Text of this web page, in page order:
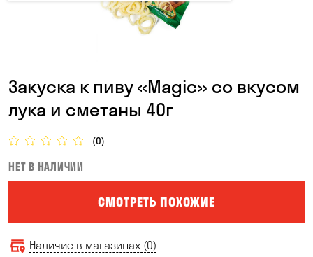
Закуска к пиву «Magic» со вкусом
лука и сметаны 40г
(0)
НЕТ В НАЛИЧИИ
СМОТРЕТЬ ПОХОЖИЕ
Наличие в магазинах (0)